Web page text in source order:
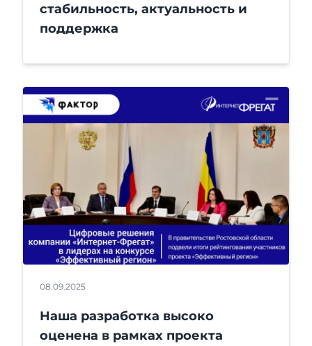
стабильность, актуальность и
поддержка
08.09.2025
Наша разработка высоко
оценена в рамках проекта